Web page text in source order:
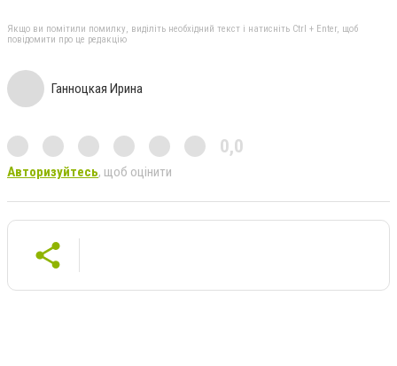
Якщо ви помітили помилку, виділіть необхідний текст і натисніть Ctrl + Enter, щоб
повідомити про це редакцію
Ганноцкая Ирина
0,0
Авторизуйтесь, щоб оцінити